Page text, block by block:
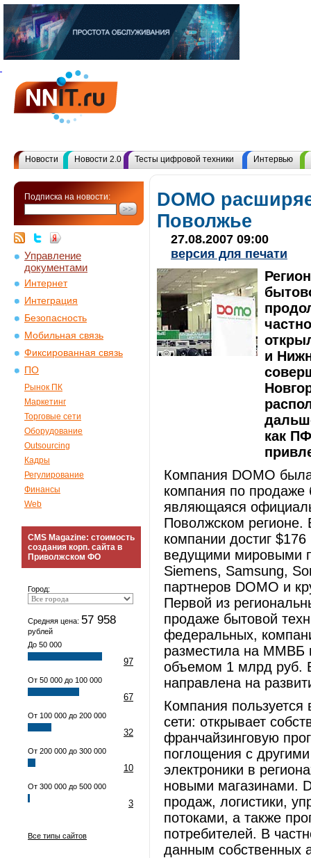
Новости Новости 2.0 Тесты цифровой техники Интервью
Подписка на новости:
Управление
документами
Интернет
Интеграция
Безопасность
Мобильная связь
Фиксированная связь
ПО
Рынок ПК
Маркетинг
Торговые сети
Оборудование
Outsourcing
Кадры
Регулирование
Финансы
Web
CMS Magazine: стоимость
создания корп. сайта в
Приволжском ФО
Город:
Средняя цена: 57 958
рублей
До 50 000
97
От 50 000 до 100 000
67
От 100 000 до 200 000
32
От 200 000 до 300 000
10
От 300 000 до 500 000
3
Все типы сайтов
DOMO
Поволжье
27.08.2007 09:00
версия для печати
и
как
Компания DOMO
компания по продаже
являющаяся
Поволжском регионе.
компании достиг
ведущими мировыми
Siemens, Samsung,
партнеров DOMO и
Первой из
продаже бытовой
федеральных,
разместила на ММВБ
объемом 1 млрд руб.
направлена на
Компания
сети: открывает
франчайзинговую
поглощения с
электроники в
новыми магазинами.
продаж, логистики,
потоками, а также
потребителей. В
данным собственных